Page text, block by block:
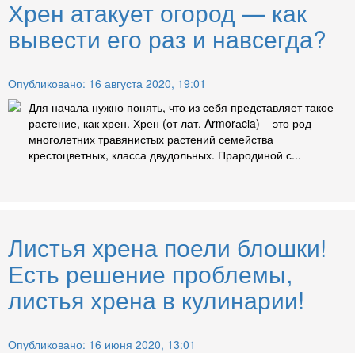
Хрен атакует огород — как
вывести его раз и навсегда?
Опубликовано: 16 августа 2020, 19:01
Для начала нужно понять, что из себя представляет такое
растение, как хрен. Хрен (от лат. Armorаcia) – это род
многолетних травянистых растений семейства
крестоцветных, класса двудольных. Прародиной с...
Листья хрена поели блошки!
Есть решение проблемы,
листья хрена в кулинарии!
Опубликовано: 16 июня 2020, 13:01